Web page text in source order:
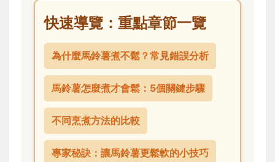
快速導覽：重點章節一覽
為什麼馬鈴薯煮不鬆？常見錯誤分析
馬鈴薯怎麼煮才會鬆：5個關鍵步驟
不同烹煮方法的比較
專家秘訣：讓馬鈴薯更鬆軟的小技巧